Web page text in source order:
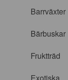
Barrväxter
Bärbuskar
Fruktträd